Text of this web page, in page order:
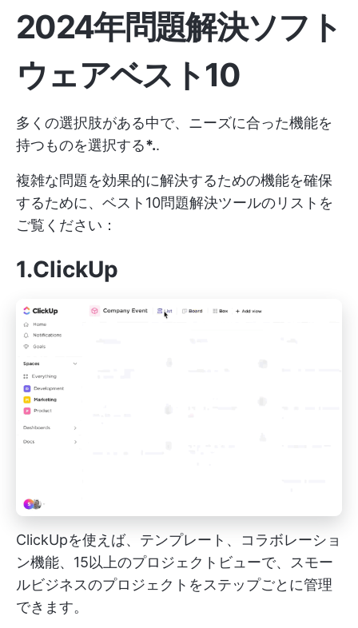
2024年問題解決ソフト
ウェアベスト10
多くの選択肢がある中で、ニーズに合った機能を
持つものを選択する*..
複雑な問題を効果的に解決するための機能を確保
するために、ベスト10問題解決ツールのリストを
ご覧ください：
1.ClickUp
ClickUpを使えば、テンプレート、コラボレーショ
ン機能、15以上のプロジェクトビューで、スモー
ルビジネスのプロジェクトをステップごとに管理
できます。